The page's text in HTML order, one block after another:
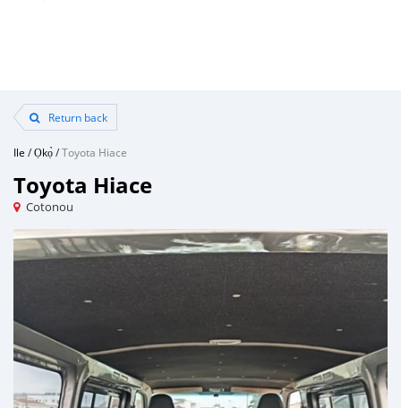
Return back
Ile /Ọkọ̀/Toyota Hiace
Toyota Hiace
Cotonou